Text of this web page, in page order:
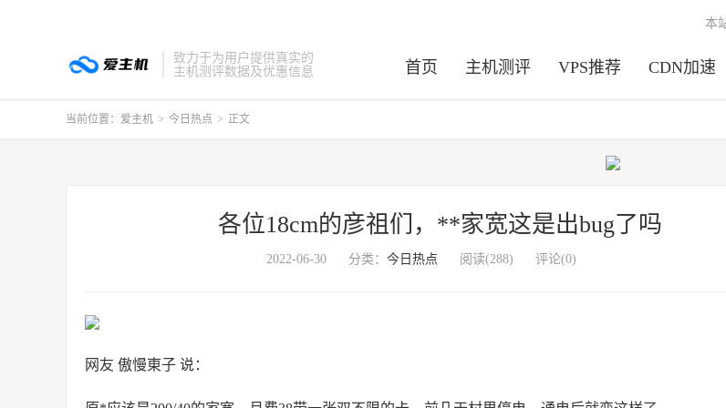
致力于为用户提供真实的
主机测评数据及优惠信息
首页 主机测评 VPS推荐 CDN加速
本
当前位置： 爱主机 > 今日热点 > 正文
各位18cm的彦祖们，**家宽这是出bug了吗
2022-06-30 分类： 今日热点 阅读(288) 评论(0)
网友 傲慢東子 说：